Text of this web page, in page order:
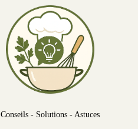
Conseils - Solutions - Astuces